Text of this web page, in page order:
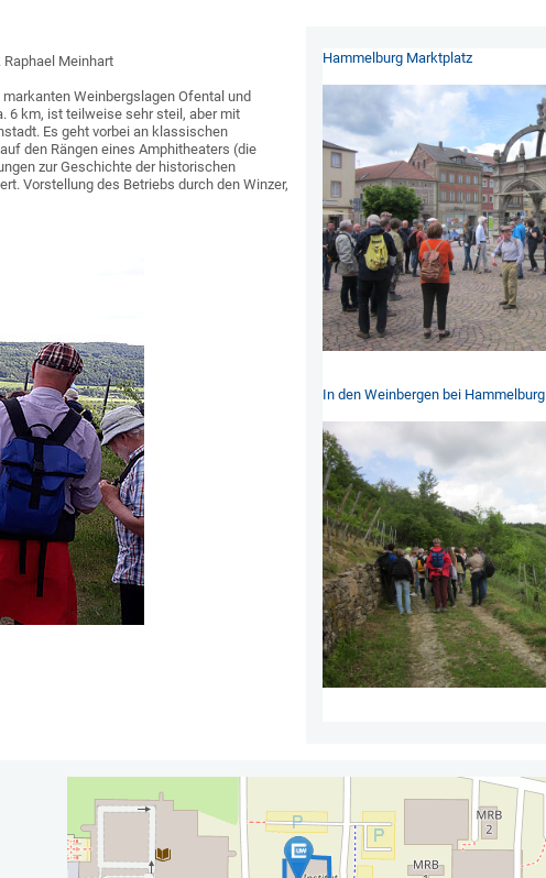
Raphael Meinhart
Weinbergslagen Ofental und
6 km, ist teilweise sehr steil, aber mit
Es geht vorbei an klassischen
den Rängen eines Amphitheaters (die
zur Geschichte der historischen
Vorstellung des Betriebs durch den Winzer,
Hammelburg Marktplatz
In den Weinbergen bei Hammelburg